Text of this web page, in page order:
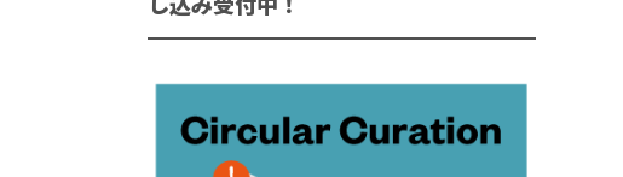
し込み受付中！